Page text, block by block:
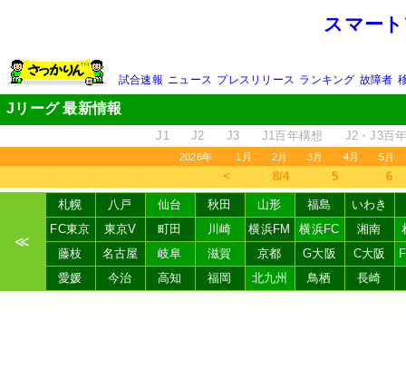
スマー
試合速報 ニュース プレスリリース ランキング 故障者
Jリーグ 最新情報
J1 J2 J3 J1百年構想 J2・J3百
2026年 1月 2月 3月 4月 5月
＜ 8/4 5 6
≪
札幌 八戸 仙台 秋田 山形 福島
いわき
FC東京
東京V 町田 川崎 横浜FM 横浜FC 湘南
藤枝
名古屋 岐阜 滋賀 京都 G大阪 C大阪
愛媛
今治 高知 福岡 北九州 鳥栖 長崎